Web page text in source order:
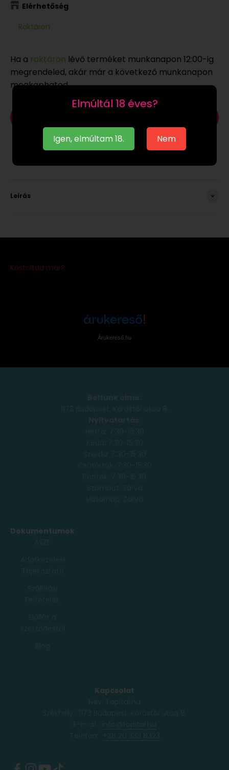
Elmúltál 18 éves?
Igen, elmúltam 18. Nem
Elérhetőség
Raktáron
Ha a raktáron lévő terméket munkanapon 12:00-ig
megrendeled, akár már a következő munkanapon
megkaphatod.
Leírás
Árukereső.hu
Boltunk címe:
1173 Budapest, Köröstói utca 8.
Nyitvatartás:
Hétfő: 7:30-15:30
Kedd: 7:30-15:30
Szerda: 7:30-15:30
Csütörtök: 7:30-15:30
Péntek: 7:30-15:30
Szombat: Zárva
Vasárnap: Zárva
Dokumentumok
ÁSZF
Adatkezelési
Tájékoztató
Szállítási
Feltételek
Elállás a
szerződéstől
Blog
Kapcsolat
Név: TopItal.hu
Székhely: 1173 Budapest, Köröstói utca 8.
E-mail: info@topital.hu
Telefon: ‭
+36 20 333 8323